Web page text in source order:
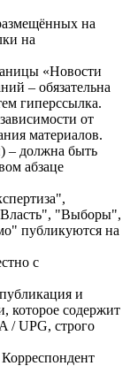
на
на
«Новости
– обязательна
гиперссылка.
от
материалов.
– должна быть
абзаце
"Выборы",
публикуются на
с
и
которое содержит
/ UPG, строго